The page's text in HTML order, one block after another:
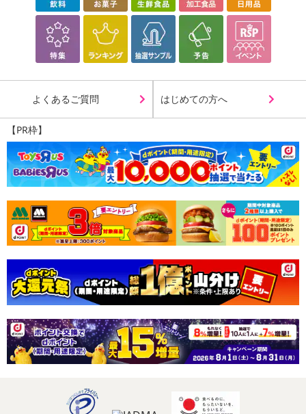
※送料はお試し費用に含まれております。
※d払い、PayPay、au PAY、au PAY(auかんたん決済)、ソフトバン
クまとめて支払い、楽天ペイ、メルペイ、AEON Pay、Amazon Pa
yでお支払いの場合、決済のため外部サイトへ遷移します。
さい。
発送日カレンダー
休業日
■その他共通および商品カテゴリー別注意事項（※必ずご確認くだ
さい）
よくあるご質問 はじめての方へ
【PR枠】